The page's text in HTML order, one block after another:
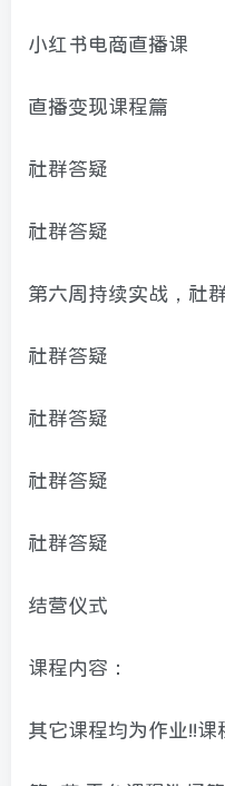
小红书电商直播课
直播变现课程篇
社群答疑
社群答疑
第六周持续实战，社
社群答疑
社群答疑
社群答疑
社群答疑
结营仪式
课程内容：
其它课程均为作业!!课